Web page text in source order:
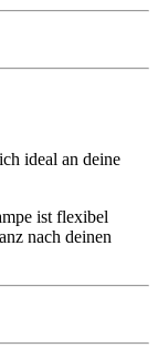
ideal an deine
ist flexibel
nach deinen